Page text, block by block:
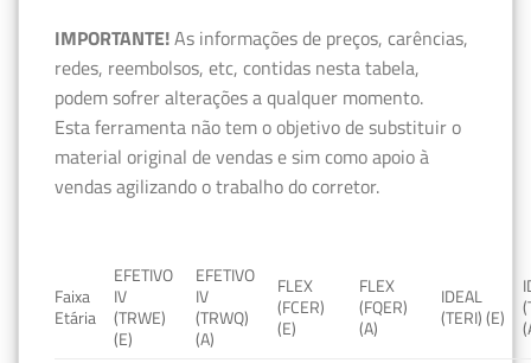
IMPORTANTE!As informações de preços, carências,
redes, reembolsos, etc, contidas nesta tabela,
podem sofrer alterações a qualquer momento.
Esta ferramenta não tem o objetivo de substituir o
material original de vendas e sim como apoio à
vendas agilizando o trabalho do corretor.
Faixa
Etária
EFETIVO
IV
(TRWE)
(E)
EFETIVO
IV
(TRWQ)
(A)
FLEX
(FCER)
(E)
FLEX
(FQER)
(A)
IDEAL
(TERI) (E)